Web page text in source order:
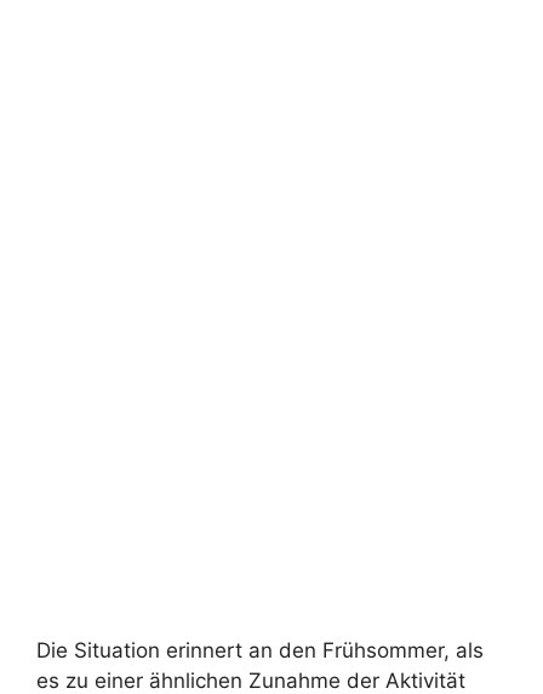
Die Situation erinnert an den Frühsommer, als
es zu einer ähnlichen Zunahme der Aktivität